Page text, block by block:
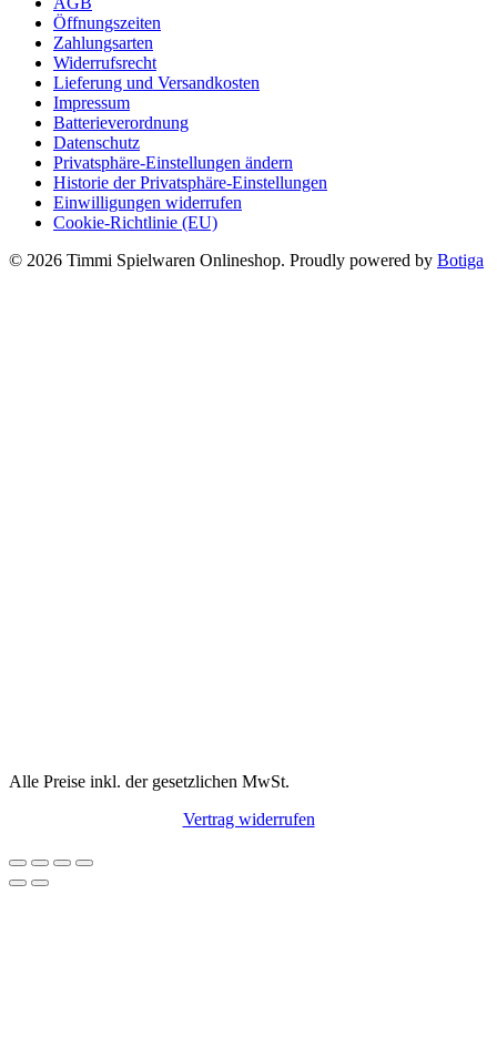
Öffnungszeiten
Zahlungsarten
Widerrufsrecht
Lieferung und Versandkosten
Impressum
Batterieverordnung
Datenschutz
Privatsphäre-Einstellungen ändern
Historie der Privatsphäre-Einstellungen
Einwilligungen widerrufen
Cookie-Richtlinie (EU)
© 2026 Timmi Spielwaren Onlineshop. Proudly powered by Botiga
Alle Preise inkl. der gesetzlichen MwSt.
Vertrag widerrufen